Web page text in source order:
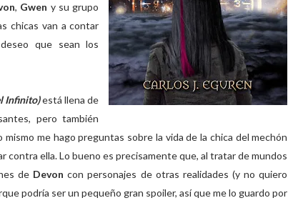
, Gwen y su grupo
chicas van a contar
que sean los
Infinito)está llena de
pero también
me hago preguntas sobre la vida de la chica del mechón
contra ella. Lo bueno es precisamente que, al tratar de mundos
de Devoncon personajes de otras realidades (y no quiero
podría ser un pequeño gran spoiler, así que me lo guardo por